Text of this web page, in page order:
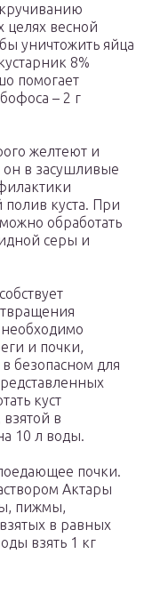
целях весной
уничтожить яйца
8%
помогает
– 2 г
желтеют и
он в засушливые
полив куста. При
обработать
серы и
и почки,
безопасном для
куст
в
10 л воды.
почки.
Актары
пижмы,
в равных
взять 1 кг